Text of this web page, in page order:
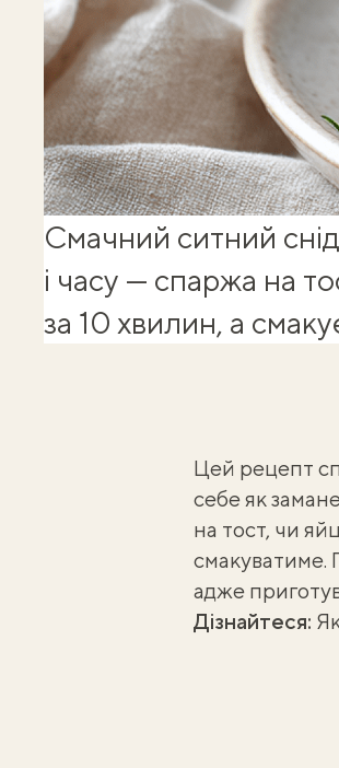
Смачний ситний
і часу — спаржа на
за 10 хвилин, а
Цей рецепт
себе як
на тост, чи
смакуватиме.
адже
Дізнайтеся: